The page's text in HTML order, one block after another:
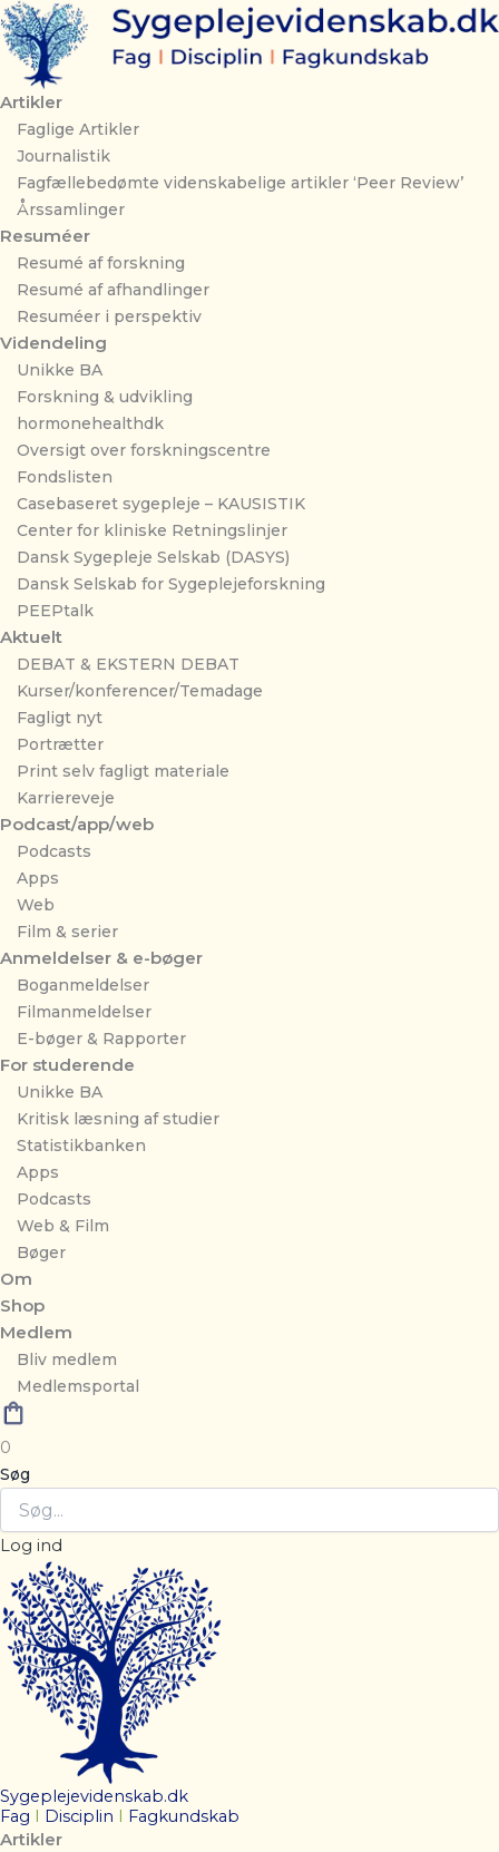
Gå
til
indholdet
Artikler
Faglige Artikler
Journalistik
Fagfællebedømte videnskabelige artikler ‘Peer Review’
Årssamlinger
Resuméer
Resumé af forskning
Resumé af afhandlinger
Resuméer i perspektiv
Videndeling
Unikke BA
Forskning & udvikling
hormonehealthdk
Oversigt over forskningscentre
Fondslisten
Casebaseret sygepleje – KAUSISTIK
Center for kliniske Retningslinjer
Dansk Sygepleje Selskab (DASYS)
Dansk Selskab for Sygeplejeforskning
PEEPtalk
Aktuelt
DEBAT & EKSTERN DEBAT
Kurser/konferencer/Temadage
Fagligt nyt
Portrætter
Print selv fagligt materiale
Karriereveje
Podcast/app/web
Podcasts
Apps
Web
Film & serier
Anmeldelser & e-bøger
Boganmeldelser
Filmanmeldelser
E-bøger & Rapporter
For studerende
Unikke BA
Kritisk læsning af studier
Statistikbanken
Apps
Podcasts
Web & Film
Bøger
Om
Shop
Medlem
Bliv medlem
Medlemsportal
0
Søg
Log ind
Sygeplejevidenskab.dk
Fag
Disciplin Fagkundskab
Artikler